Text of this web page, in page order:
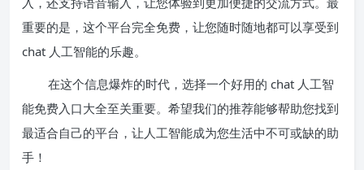
重要的是，这个平台完全免费，让您随时随地都可以享受到
chat 人工智能的乐趣。
在这个信息爆炸的时代，选择一个好用的 chat 人工智
能免费入口大全至关重要。希望我们的推荐能够帮助您找到
最适合自己的平台，让人工智能成为您生活中不可或缺的助
手！